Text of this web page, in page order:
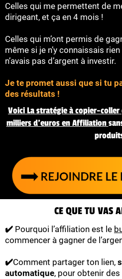
Celles qui me permettent de
dirigeant, et ça en 4 mois !
Celles qui m’ont permis de
même si je n’y connaissais
n’avais pas d’argent à investir.
Je te promet aussi que si tu
des résultats !
Voici La stratégie à copier-coller
milliers d'euros en Affiliation
CE QUE TU VAS
✔️ Pourquoi l’affiliation est le
commencer à gagner de
✔️Comment partager ton lien,
automatique, pour obtenir